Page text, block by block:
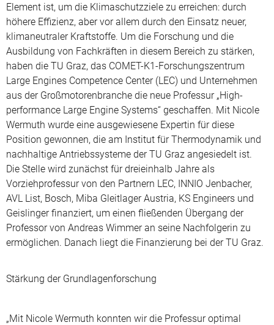
Element ist, um die Klimaschutzziele zu erreichen: durch
höhere Effizienz, aber vor allem durch den Einsatz neuer,
klimaneutraler Kraftstoffe. Um die Forschung und die
Ausbildung von Fachkräften in diesem Bereich zu stärken,
haben die TU Graz, das COMET-K1-Forschungszentrum
Large Engines Competence Center (LEC) und Unternehmen
aus der Großmotorenbranche die neue Professur „High-
performance Large Engine Systems“ geschaffen. Mit Nicole
Wermuth wurde eine ausgewiesene Expertin für diese
Position gewonnen, die am Institut für Thermodynamik und
nachhaltige Antriebssysteme der TU Graz angesiedelt ist.
Die Stelle wird zunächst für dreieinhalb Jahre als
Vorziehprofessur von den Partnern LEC, INNIO Jenbacher,
AVL List, Bosch, Miba Gleitlager Austria, KS Engineers und
Geislinger finanziert, um einen fließenden Übergang der
Professor von Andreas Wimmer an seine Nachfolgerin zu
ermöglichen. Danach liegt die Finanzierung bei der TU Graz.
Stärkung der Grundlagenforschung
„Mit Nicole Wermuth konnten wir die Professur optimal